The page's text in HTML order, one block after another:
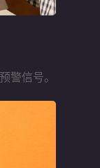
警信号。